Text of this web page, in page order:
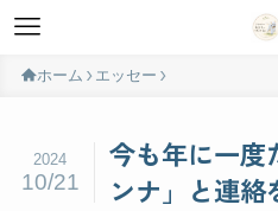
ホーム エッセー
今も年に一度
ンナ」と連絡
2024
10/21